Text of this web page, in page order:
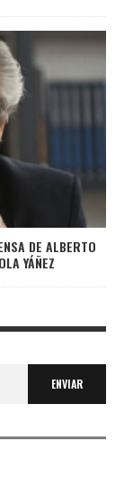
DE ALBERTO
YÁÑEZ